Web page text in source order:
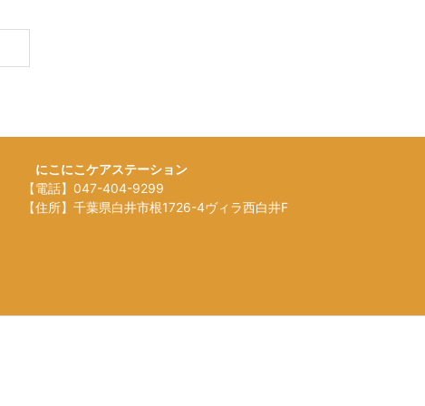
にこにこケアステーション
【電話】047-404-9299
【住所】千葉県白井市根1726-4ヴィラ西白井F